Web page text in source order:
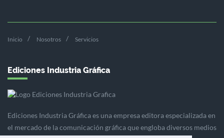
Inicio Nosotros Servicios
Ediciones Industria Gráfica
Ediciones Industria Gráfica es una empresa editora especializada en
el mercado de la comunicación gráfica que engloba diversos medios